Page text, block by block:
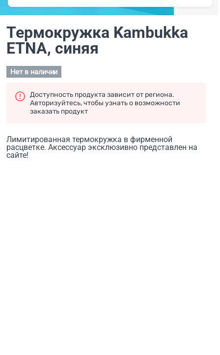
Термокружка Kambukka
ETNA, синяя
Нет в наличии
Лимитированная термокружка в фирменной
расцветке. Аксессуар эксклюзивно представлен на
сайте!
Доступность продукта зависит от региона.
Авторизуйтесь, чтобы узнать о возможности
заказать продукт